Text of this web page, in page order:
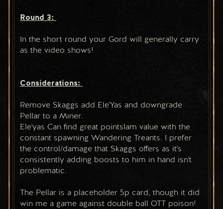
In the short round your Gord will generally carry
as the video shows!
Remove Skaggs add Ele'Yas and downgrade
Ele'yas Can find great pointslam value with the
constant spawning Wandering Treants. I prefer
the control/damage that Skaggs offers as it's
consistently adding boosts to him in hand isn't
The Pellar is a placeholder 5p card, though it did
win me a game against double ball OTT poison!